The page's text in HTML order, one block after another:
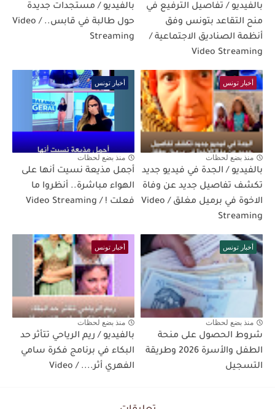
بالفيديو / تفاصيل الترفيع في
منح التقاعد بتونس وفق
أنظمة الصناديق الاجتماعية /
Video Streaming
بالفيديو / مستجدات جديدة
حول طالبة في قابس.. / Video
Streaming
أخبار تونس
منذ بضع لحظات
بالفيديو / الجدة في فيديو جديد
تكشف تفاصيل جديد عن وفاة
الاخوة في برميل مغلق / Video
Streaming
أخبار تونس
منذ بضع لحظات
أجمل مذيعة نسيت أنها على
الهواء مباشرة.. أنظروا ما
فعلت ! / Video Streaming
أخبار تونس
منذ بضع لحظات
شروط الحصول على منحة
الطفل والأسرة 2026 وطريقة
التسجيل
أخبار تونس
منذ بضع لحظات
بالفيديو / ريم الرياحي تتأثر حد
البكاء في برنامج فكرة سامي
الفهري أثر.... / Video